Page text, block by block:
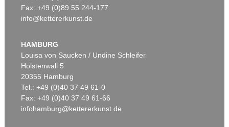
Auktion 382 - Lot 151
Ergebnis:€ 2.000
Fax: +49 (0)89 55 244-177
info@kettererkunst.de
HAMBURG
Louisa von Saucken / Undine Schleifer
Holstenwall 5
20355 Hamburg
Tel.: +49 (0)40 37 49 61-0
Fax: +49 (0)40 37 49 61-66
infohamburg@kettererkunst.de